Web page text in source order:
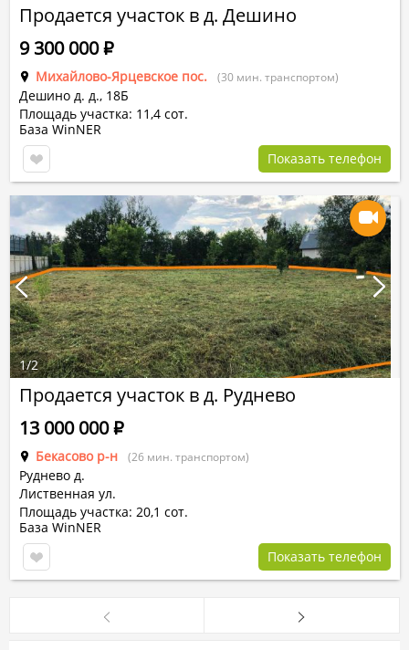
Продается участок в д. Дешино
Михайлово-Ярцевское пос. (30 мин. транспортом)
Дешино д. д., 18Б
Площадь участка: 11,4 сот.
9 300 000Р
База WinNER
Показать телефон
Продается участок в д. Руднево
Бекасово р-н (26 мин. транспортом)
Руднево д.
Лиственная ул.
Площадь участка: 20,1 сот.
13 000 000Р
База WinNER
Показать телефон
1/2